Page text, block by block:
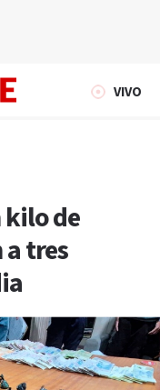
VIVO
kilo de
tres